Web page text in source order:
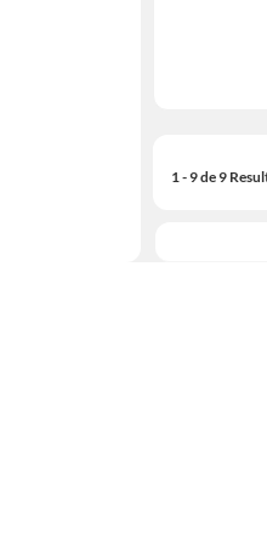
1 - 9 de 9